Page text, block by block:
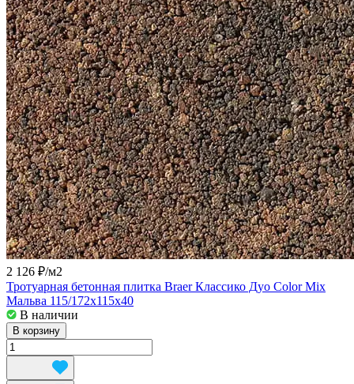
2 126 ₽/м2
Тротуарная бетонная плитка Braer Классико Дуо Color Mix
Мальва 115/172x115x40
В наличии
В корзину